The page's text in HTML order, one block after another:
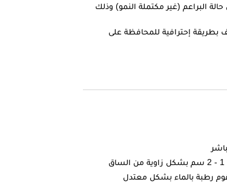
البراعم (غير مكتملة النمو) وذلك
إحترافية للمحافظة على
رطبة بالماء بشكل معتدل